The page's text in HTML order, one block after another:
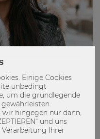
Winterferien?
video
Weihnachten
Einige Cookies
unbedingt
um die grundlegende
wir hingegen nur dann,
und uns
Ihrer